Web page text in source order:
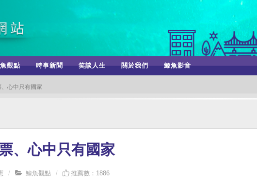
觀點 時事新聞 笑談人生 關於我們 鯨魚影音
心中只有國家
、心中只有國家
鯨魚觀點 推薦數：1886